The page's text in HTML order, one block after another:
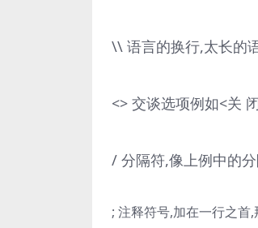
\\ 语言的换行,太长的
<> 交谈选项例如<关
/ 分隔符,像上例中的
; 注释符号,加在一行之首